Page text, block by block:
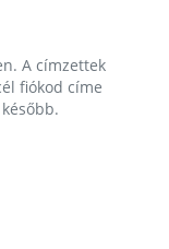
A címzettek
fiókod címe